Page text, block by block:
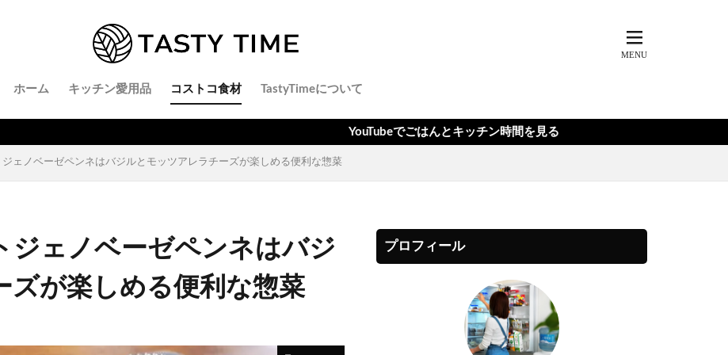
ホーム キッチン愛用品 コストコ食材 TastyTimeについて
YouTubeでごはんとキッチン時間を見る
ェノベーゼペンネはバジルとモッツアレラチーズが楽しめる便利な惣菜
ジェノベーゼペンネはバジ
ズが楽しめる便利な惣菜
プロフィール